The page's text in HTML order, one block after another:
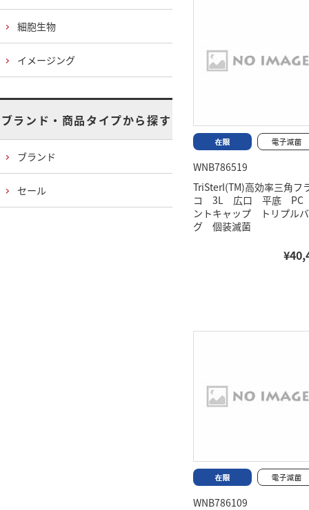
WNB786519
TriSterI(TM)高効率三角フ
コ 3L 広口 平底 PC
ントキャップ トリプル
グ 個装滅菌
WNB786109
細胞生物
イメージング
ブランド・商品タイプから探す
ブランド
セール